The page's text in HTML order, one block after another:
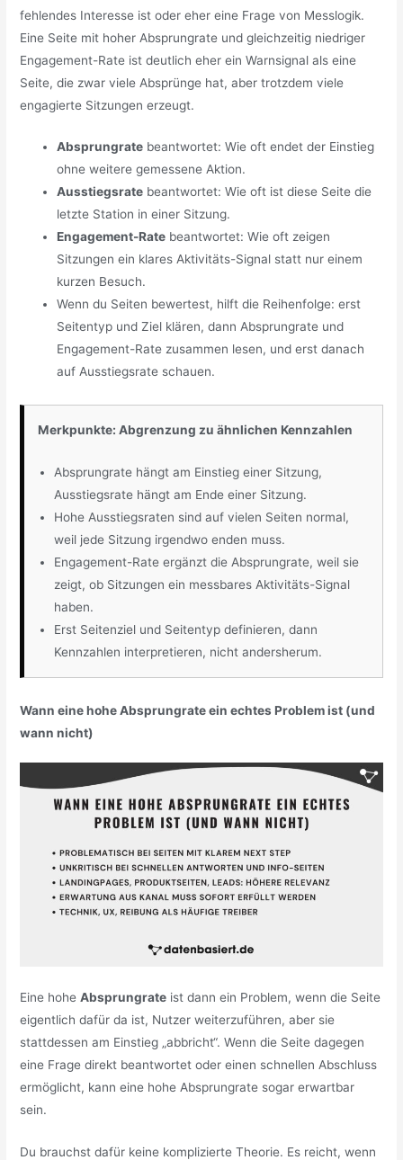
fehlendes Interesse ist oder eher eine Frage von Messlogik.
Eine Seite mit hoher Absprungrate und gleichzeitig niedriger
Engagement-Rate ist deutlich eher ein Warnsignal als eine
Seite, die zwar viele Absprünge hat, aber trotzdem viele
engagierte Sitzungen erzeugt.
Absprungrate beantwortet: Wie oft endet der Einstieg
ohne weitere gemessene Aktion.
Ausstiegsrate beantwortet: Wie oft ist diese Seite die
letzte Station in einer Sitzung.
Engagement-Rate beantwortet: Wie oft zeigen
Sitzungen ein klares Aktivitäts-Signal statt nur einem
kurzen Besuch.
Wenn du Seiten bewertest, hilft die Reihenfolge: erst
Seitentyp und Ziel klären, dann Absprungrate und
Engagement-Rate zusammen lesen, und erst danach
auf Ausstiegsrate schauen.
Merkpunkte: Abgrenzung zu ähnlichen Kennzahlen
Absprungrate hängt am Einstieg einer Sitzung,
Ausstiegsrate hängt am Ende einer Sitzung.
Hohe Ausstiegsraten sind auf vielen Seiten normal,
weil jede Sitzung irgendwo enden muss.
Engagement-Rate ergänzt die Absprungrate, weil sie
zeigt, ob Sitzungen ein messbares Aktivitäts-Signal
haben.
Erst Seitenziel und Seitentyp definieren, dann
Kennzahlen interpretieren, nicht andersherum.
Wann eine hohe Absprungrate ein echtes Problem ist (und
wann nicht)
Eine hoheAbsprungrate ist dann ein Problem, wenn die Seite
eigentlich dafür da ist, Nutzer weiterzuführen, aber sie
stattdessen am Einstieg „abbricht“. Wenn die Seite dagegen
eine Frage direkt beantwortet oder einen schnellen Abschluss
ermöglicht, kann eine hohe Absprungrate sogar erwartbar
sein.
Du brauchst dafür keine komplizierte Theorie. Es reicht, wenn